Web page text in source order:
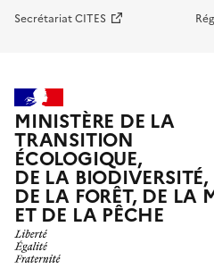
Secrétariat CITES
MINISTÈRE DE LA
TRANSITION
ÉCOLOGIQUE,
DE LA BIODIVERSITÉ,
DE LA FORÊT, DE LA
ET DE LA PÊCHE